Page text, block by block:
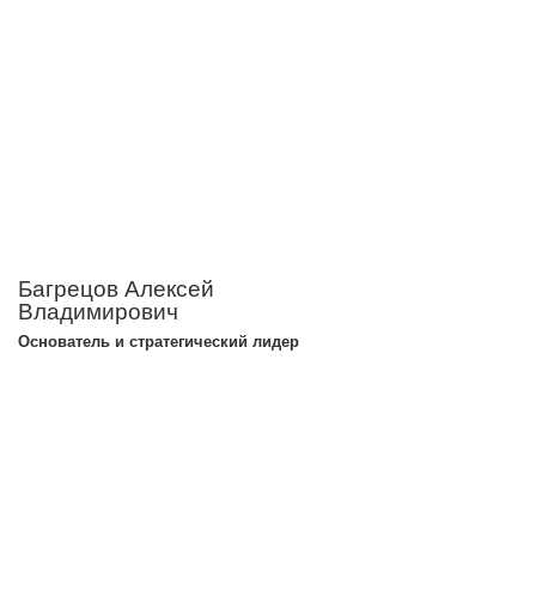
Багрецов Алексей
Владимирович
Основатель и стратегический лидер